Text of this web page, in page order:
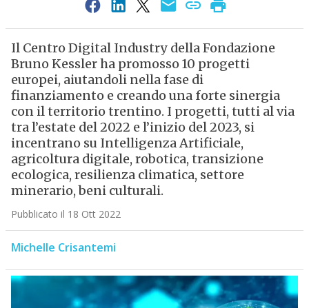
Il Centro Digital Industry della Fondazione
Bruno Kessler ha promosso 10 progetti
europei, aiutandoli nella fase di
finanziamento e creando una forte sinergia
con il territorio trentino. I progetti, tutti al via
tra l’estate del 2022 e l’inizio del 2023, si
incentrano su Intelligenza Artificiale,
agricoltura digitale, robotica, transizione
ecologica, resilienza climatica, settore
minerario, beni culturali.
Pubblicato il 18 Ott 2022
Michelle Crisantemi